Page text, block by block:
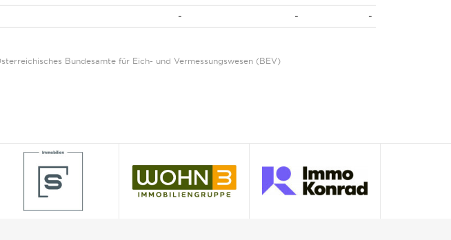
- - -
Bundesamte für Eich- und Vermessungswesen (BEV)